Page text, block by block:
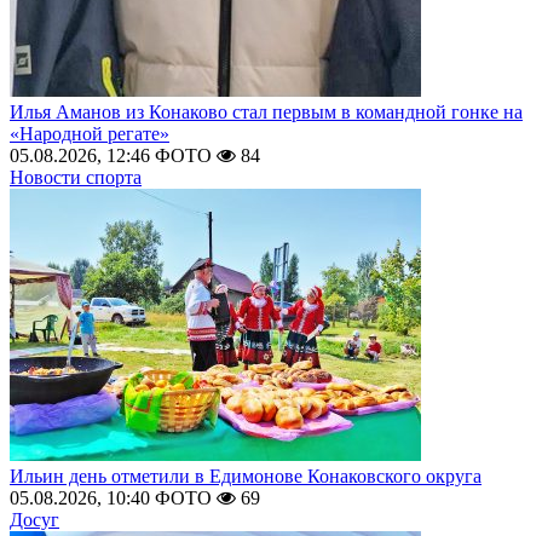
Илья Аманов из Конаково стал первым в командной гонке на
«Народной регате»
05.08.2026, 12:46 ФОТО
84
Новости спорта
Ильин день отметили в Едимонове Конаковского округа
05.08.2026, 10:40 ФОТО
69
Досуг